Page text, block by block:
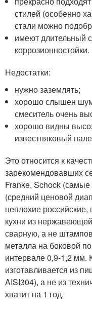
стилей (особенно
стали можно
имеют длительный
коррозионностойки.
Недостатки:
нужно заземлять;
хорошо слышен шум
смеситель очень
хорошо видны
известняковый
Это относится к
зарекомендовавших
Franke, Schock
(средний ценовой
неплохие российские,
кухни из
сварную, а не
металла на боковой
интервале 0,9-1,2 мм.
изготавливается из
AISI304), а не из
хватит на 1 год.